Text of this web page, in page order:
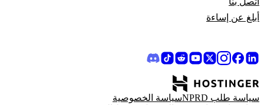
أبلغ عن إساءة
سياسة طلب NPRD
سياسة الخصوصية